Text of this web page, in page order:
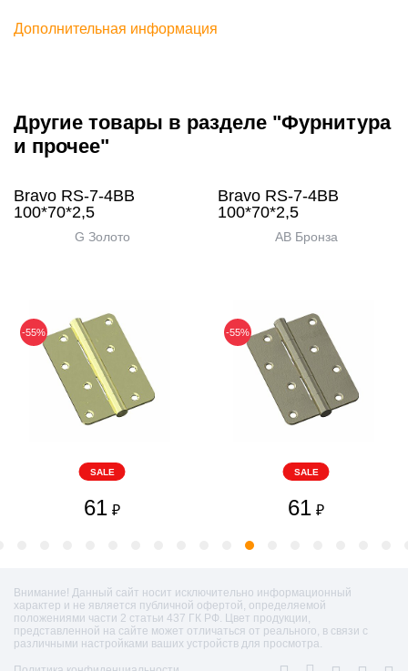
Дополнительная информация
Другие товары в разделе "Фурнитура
и прочее"
Bravo RS-7-4BB
100*70*2,5
G Золото
-55%
SALE
61 ₽
Bravo RS-7-4BB
100*70*2,5
AB Бронза
-55%
SALE
61 ₽
Внимание! Данный сайт носит исключительно информационный
характер и не является публичной офертой, определяемой
положениями части 2 статьи 437 ГК РФ. Цвет продукции,
представленной на сайте может отличаться от реального, в связи с
различными настройками ваших устройств для просмотра.